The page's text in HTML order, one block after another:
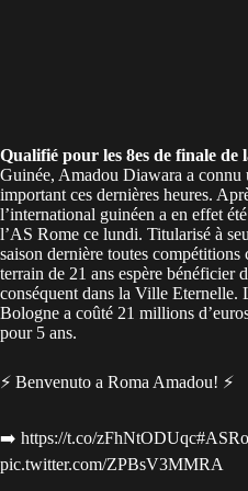
Qualifié pour les 8es de finale de
Guinée, Amadou Diawara a connu
important ces dernières heures.
l’international guinéen a en effet
l’AS Rome ce lundi. Titularisé à
saison dernière toutes
terrain de 21 ans espère bénéficier
conséquent dans la Ville Eternelle.
Bologne a coûté 21 millions
pour 5 ans.
⚡️ Benvenuto a Roma Amadou! ⚡️
➡️ https://t.co/zFhNtODUqc
pic.twitter.com/ZPBsV3MMRA